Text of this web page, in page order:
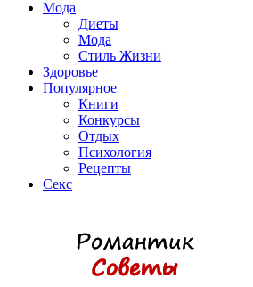
Мода
Диеты
Мода
Стиль Жизни
Здоровье
Популярное
Книги
Конкурсы
Отдых
Психология
Рецепты
Секс